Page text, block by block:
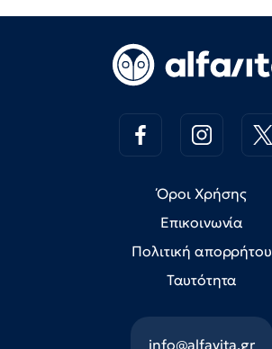
Όροι Χρήσης
Επικοινωνία
Πολιτική απορρήτου
Ταυτότητα
info@alfavita.gr